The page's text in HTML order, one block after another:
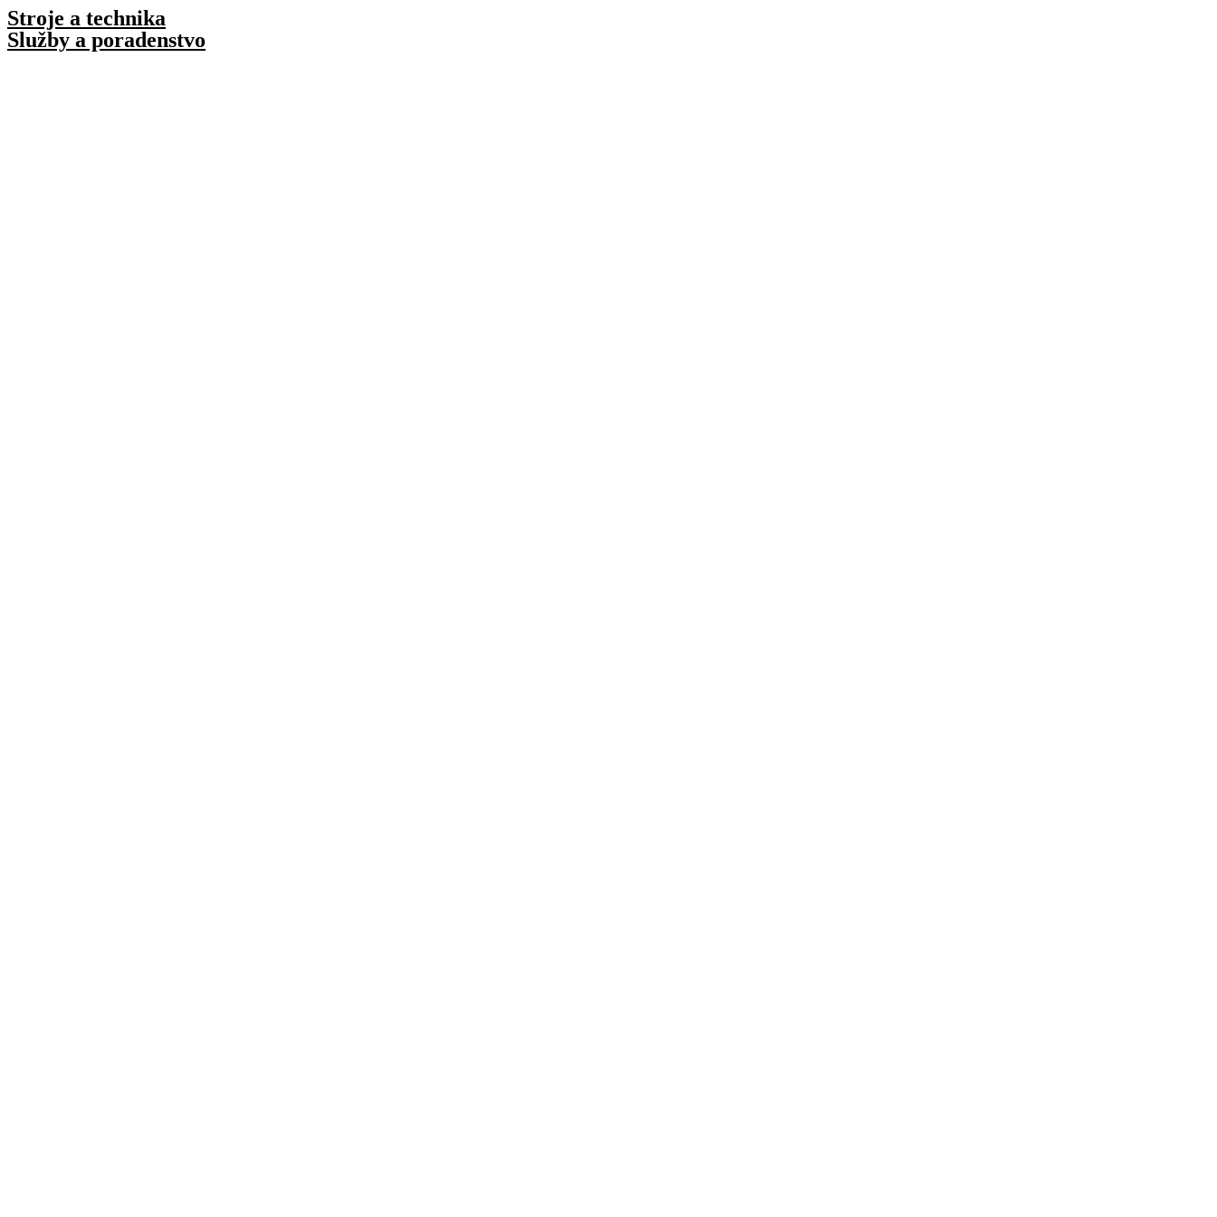
Preskočiť
na
obsah
Stroje a technika
Služby a poradenstvo